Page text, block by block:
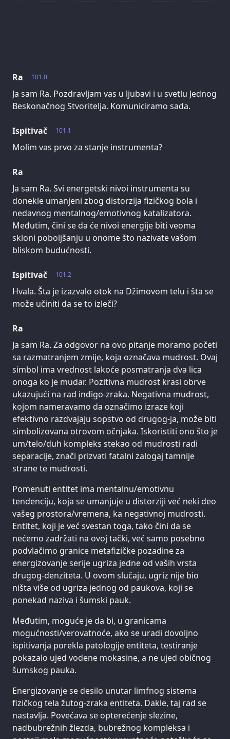
101.0
Ra
Ja sam Ra. Pozdravljam vas u ljubavi i u svetlu Jednog
Beskonačnog Stvoritelja. Komuniciramo sada.
101.1
Ispitivač
Molim vas prvo za stanje instrumenta?
Ra
Ja sam Ra. Svi energetski nivoi instrumenta su
donekle umanjeni zbog distorzija fizičkog bola i
nedavnog mentalnog/emotivnog katalizatora.
Međutim, čini se da će nivoi energije biti veoma
skloni poboljšanju u onome što nazivate vašom
bliskom budućnosti.
101.2
Ispitivač
Hvala. Šta je izazvalo otok na Džimovom telu i šta se
može učiniti da se to izleči?
Ra
Ja sam Ra. Za odgovor na ovo pitanje moramo početi
sa razmatranjem zmije, koja označava mudrost. Ovaj
simbol ima vrednost lakoće posmatranja dva lica
onoga ko je mudar. Pozitivna mudrost krasi obrve
ukazujući na rad indigo-zraka. Negativna mudrost,
kojom nameravamo da označimo izraze koji
efektivno razdvajaju sopstvo od drugog-ja, može biti
simbolizovana otrovom očnjaka. Iskoristiti ono što je
um/telo/duh kompleks stekao od mudrosti radi
separacije, znači prizvati fatalni zalogaj tamnije
strane te mudrosti.
Pomenuti entitet ima mentalnu/emotivnu
tendenciju, koja se umanjuje u distorziji već neki deo
vašeg prostora/vremena, ka negativnoj mudrosti.
Entitet, koji je već svestan toga, tako čini da se
nećemo zadržati na ovoj tački, već samo posebno
podvlačimo granice metafizičke pozadine za
energizovanje serije ugriza jedne od vaših vrsta
drugog-denziteta. U ovom slučaju, ugriz nije bio
ništa više od ugriza jednog od paukova, koji se
ponekad naziva i šumski pauk.
Međutim, moguće je da bi, u granicama
mogućnosti/verovatnoće, ako se uradi dovoljno
ispitivanja porekla patologije entiteta, testiranje
pokazalo ujed vodene mokasine, a ne ujed običnog
šumskog pauka.
Energizovanje se desilo unutar limfnog sistema
fizičkog tela žutog-zraka entiteta. Dakle, taj rad se
nastavlja. Povećava se opterećenje slezine,
nadbubrežnih žlezda, bubrežnog kompleksa i